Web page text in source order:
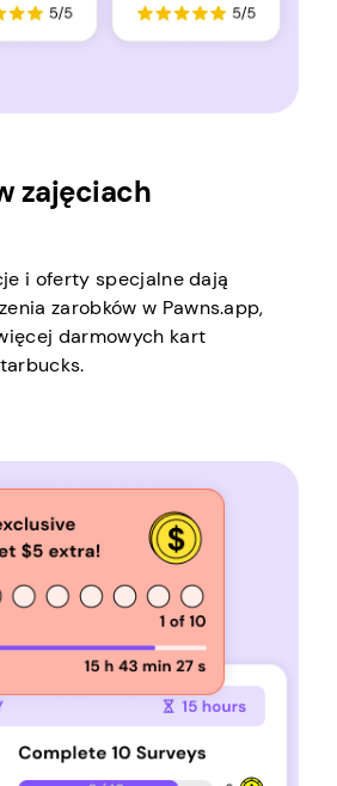
zajęciach
i oferty specjalne dają
zarobków w Pawns.app,
darmowych kart